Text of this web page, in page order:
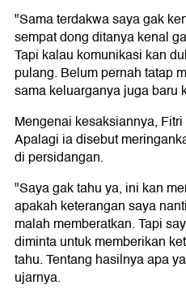
"Sama terdakwa saya gak
sempat dong ditanya kenal
Tapi kalau komunikasi kan
pulang. Belum pernah tatap
sama keluarganya juga baru
Mengenai kesaksiannya,
Apalagi ia disebut
di persidangan.
"Saya gak tahu ya, ini kan
apakah keterangan saya
malah memberatkan. Tapi
diminta untuk memberikan
tahu. Tentang hasilnya apa
ujarnya.